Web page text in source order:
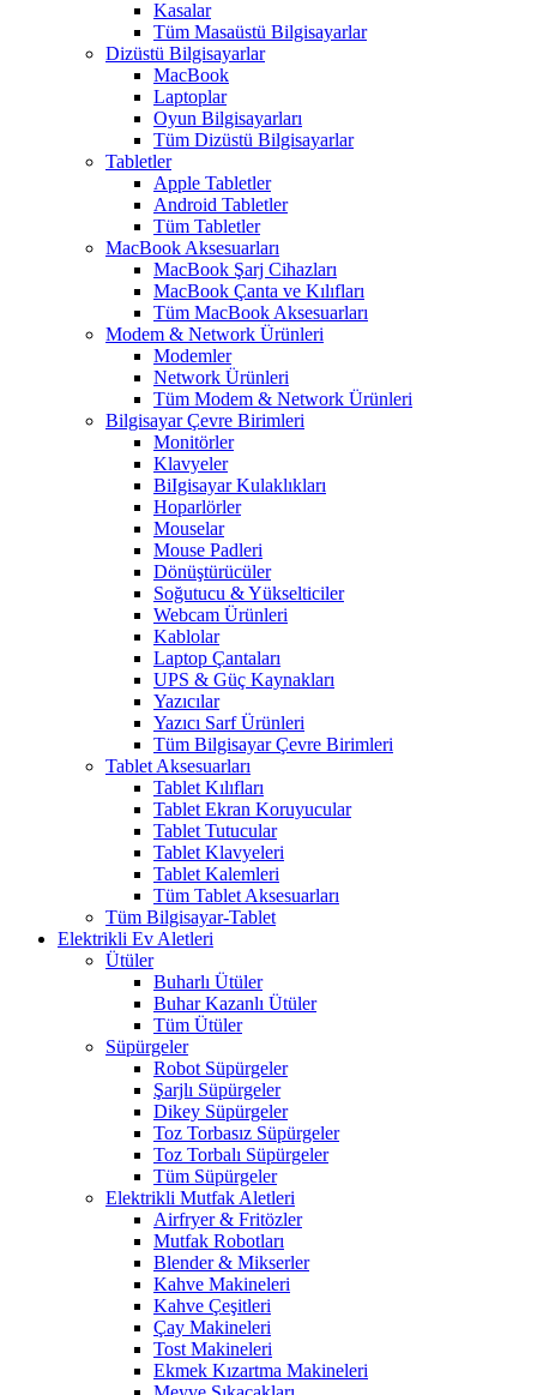
Kasalar
Tüm Masaüstü Bilgisayarlar
Dizüstü Bilgisayarlar
MacBook
Laptoplar
Oyun Bilgisayarları
Tüm Dizüstü Bilgisayarlar
Tabletler
Apple Tabletler
Android Tabletler
Tüm Tabletler
MacBook Aksesuarları
MacBook Şarj Cihazları
MacBook Çanta ve Kılıfları
Tüm MacBook Aksesuarları
Modem & Network Ürünleri
Modemler
Network Ürünleri
Tüm Modem & Network Ürünleri
Bilgisayar Çevre Birimleri
Monitörler
Klavyeler
BiIgisayar Kulaklıkları
Hoparlörler
Mouselar
Mouse Padleri
Dönüştürücüler
Soğutucu & Yükselticiler
Webcam Ürünleri
Kablolar
Laptop Çantaları
UPS & Güç Kaynakları
Yazıcılar
Yazıcı Sarf Ürünleri
Tüm Bilgisayar Çevre Birimleri
Tablet Aksesuarları
Tablet Kılıfları
Tablet Ekran Koruyucular
Tablet Tutucular
Tablet Klavyeleri
Tablet Kalemleri
Tüm Tablet Aksesuarları
Tüm Bilgisayar-Tablet
Elektrikli Ev Aletleri
Ütüler
Buharlı Ütüler
Buhar Kazanlı Ütüler
Tüm Ütüler
Süpürgeler
Robot Süpürgeler
Şarjlı Süpürgeler
Dikey Süpürgeler
Toz Torbasız Süpürgeler
Toz Torbalı Süpürgeler
Tüm Süpürgeler
Elektrikli Mutfak Aletleri
Airfryer & Fritözler
Mutfak Robotları
Blender & Mikserler
Kahve Makineleri
Kahve Çeşitleri
Çay Makineleri
Tost Makineleri
Ekmek Kızartma Makineleri